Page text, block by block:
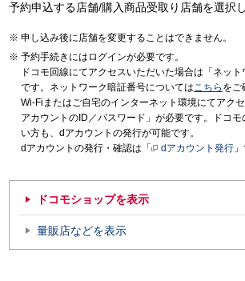
予約申込する店舗/購入商品受取り店舗を選択
申し込み後に店舗を変更することはできません。
予約手続きにはログインが必要です。
ドコモ回線にてアクセスいただいた場合は「ネッ
です。ネットワーク暗証番号についてはこちら をご
Wi-Fiまたはご自宅のインターネット環境にてアク
アカウントのID／パスワード」が必要です。ドコ
い方も、dアカウントの発行が可能です。
dアカウントの発行・確認は「
dアカウント発行
ドコモショップを表示
量販店などを表示